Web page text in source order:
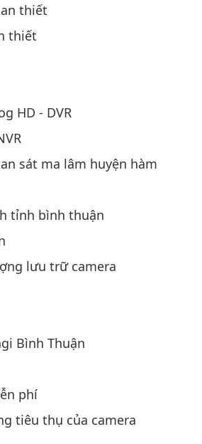
thiết
thiết
HD - DVR
sát ma lâm huyện hàm
tỉnh bình thuận
lưu trữ camera
Bình Thuận
phí
tiêu thụ của camera